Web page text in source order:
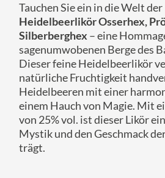
Tauchen Sie ein in die Welt
Heidelbeerlikör Osserhex,
Silberberghex – eine
sagenumwobenen Berge des
Dieser feine Heidelbeerlikör
natürliche Fruchtigkeit
Heidelbeeren mit einer
einem Hauch von Magie. Mit
von 25% vol. ist dieser Likör
Mystik und den Geschmack
trägt.